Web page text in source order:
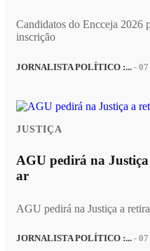
Candidatos do Encceja 2026
inscrição
JORNALISTA POLÍTICO :... -
JUSTIÇA
AGU pedirá na
ar
AGU pedirá na Justiça a
JORNALISTA POLÍTICO :... -